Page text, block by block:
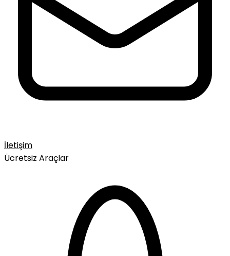
İletişim
Ücretsiz Araçlar